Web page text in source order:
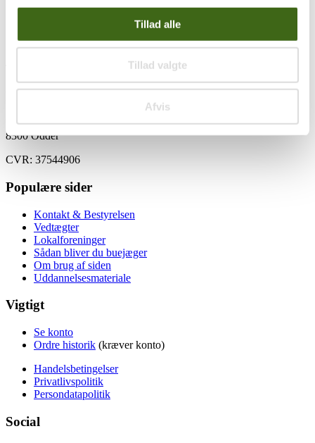
Tillad alle
Tillad valgte
Afvis
Vintage Klistermærke 3
Bygaden 43, Torrild
8300 Odder
CVR: 37544906
Populære sider
Kontakt & Bestyrelsen
Vedtægter
Lokalforeninger
Sådan bliver du buejæger
Om brug af siden
Uddannelsesmateriale
Vigtigt
Se konto
Ordre historik (kræver konto)
Handelsbetingelser
Privatlivspolitik
Persondatapolitik
Social